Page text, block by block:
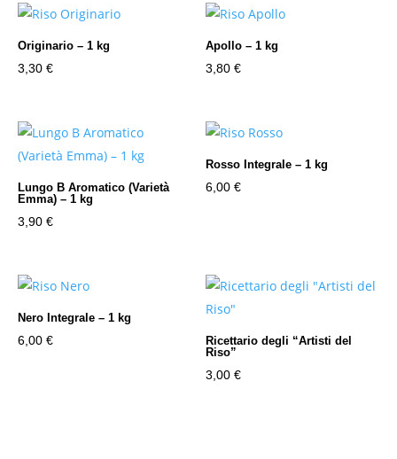
Originario – 1 kg
3,30 €
Apollo – 1 kg
3,80€
Lungo B Aromatico (Varietà
Emma) – 1 kg
3,90 €
Rosso Integrale – 1 kg
6,00€
Nero Integrale – 1 kg
6,00 €
Ricettario degli “Artisti del
Riso”
3,00€